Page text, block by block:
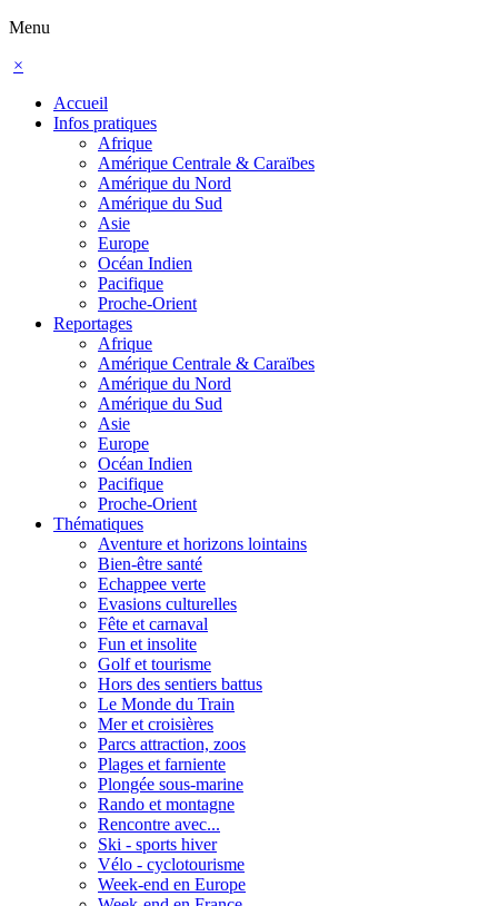
Menu
×
Accueil
Infos pratiques
Afrique
Amérique Centrale & Caraïbes
Amérique du Nord
Amérique du Sud
Asie
Europe
Océan Indien
Pacifique
Proche-Orient
Reportages
Afrique
Amérique Centrale & Caraïbes
Amérique du Nord
Amérique du Sud
Asie
Europe
Océan Indien
Pacifique
Proche-Orient
Thématiques
Aventure et horizons lointains
Bien-être santé
Echappee verte
Evasions culturelles
Fête et carnaval
Fun et insolite
Golf et tourisme
Hors des sentiers battus
Le Monde du Train
Mer et croisières
Parcs attraction, zoos
Plages et farniente
Plongée sous-marine
Rando et montagne
Rencontre avec...
Ski - sports hiver
Vélo - cyclotourisme
Week-end en Europe